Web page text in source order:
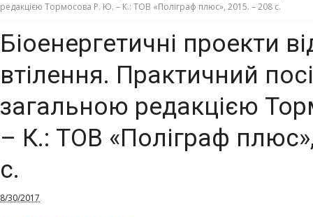
редакцією Тормосова Р. Ю. – К.: ТОВ «Поліграф плюс», 2015. – 208 с.
Біоенергетичні проекти
втілення. Практичний
загальною редакцією
– К.: ТОВ «Поліграф
с.
8/30/2017